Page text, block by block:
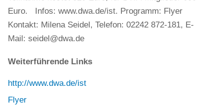
Euro. Infos: www.dwa.de/ist. Programm: Flyer
Kontakt: Milena Seidel, Telefon: 02242 872-181, E-
Mail: seidel@dwa.de
Weiterführende Links
http://www.dwa.de/ist
Flyer